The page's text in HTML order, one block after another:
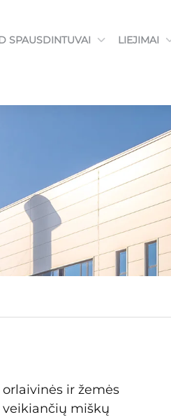
SPAUSDINTUVAI LIEJIMAI
ir žemės
miškų